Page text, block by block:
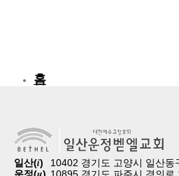
일산(i)
10402 경기도 고양시 일산
홈
교회생활
교육/양육
공동체